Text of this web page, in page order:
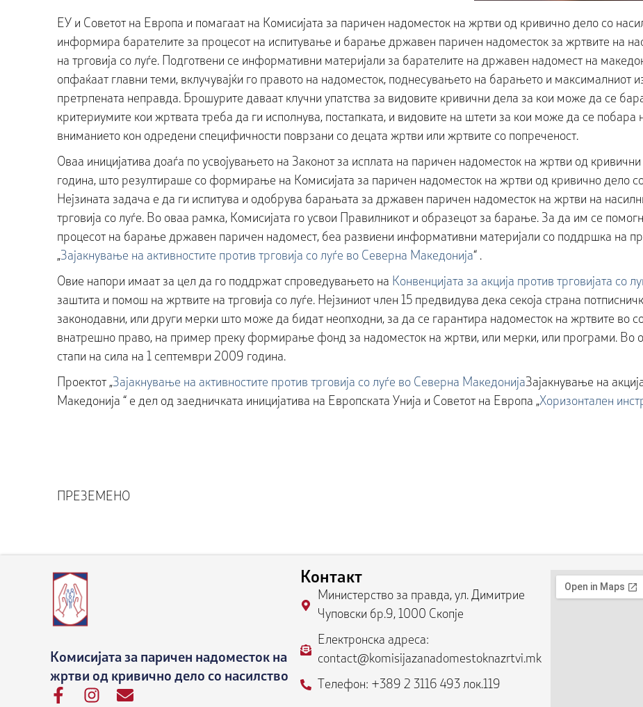
ЕУ и Советот на Европа и помагаат на Комисијата за паричен надоместок на жртви од кривично дело со
информира барателите за процесот на испитување и барање државен паричен надоместок за жртвите на
на трговија со луѓе. Подготвени се информативни материјали за барателите на државен надомест на
опфаќаат главни теми, вклучувајќи го правото на надоместок, поднесувањето на барањето и
претрпената неправда. Брошурите даваат клучни упатства за видовите кривични дела за кои може да се
критериумите кои жртвата треба да ги исполнува, постапката, и видовите на штети за кои може да се побара
вниманието кон одредени специфичности поврзани со децата жртви или жртвите со попреченост.
Оваа иницијатива доаѓа по усвојувањето на Законот за исплата на паричен надоместок на жртви од
година, што резултираше со формирање на Комисијата за паричен надоместок на жртви од кривично дело
Нејзината задача е да ги испитува и одобрува барањата за државен паричен надоместок на жртви на
трговија со луѓе. Во оваа рамка, Комисијата го усвои Правилникот и образецот за барање. За да им се
процесот на барање државен паричен надомест, беа развиени информативни материјали со поддршка на
„Зајакнување на активностите против трговија со луѓе во Северна Македонија“ .
Овие напори имаат за цел да го поддржат спроведувањето на Конвенцијата за акција против трговијата со
заштита и помош на жртвите на трговија со луѓе. Нејзиниот член 15 предвидува дека секоја страна
законодавни, или други мерки што може да бидат неопходни, за да се гарантира надоместок на жртвите во
внатрешно право, на пример преку формирање фонд за надоместок на жртви, или мерки, или програми. Во
стапи на сила на 1 септември 2009 година.
Проектот „Зајакнување на активностите против трговија со луѓе во Северна МакедонијаЗајакнување на
Македонија “ е дел од заедничката иницијатива на Европската Унија и Советот на Европа „Хоризонтален
ПРЕЗЕМЕНО
Комисијата за паричен надоместок на
жртви од кривично дело со насилство
F
I
E
Контакт
Министерство за правда, ул. Димитрие
Чуповски бр.9, 1000 Скопје
Електронска адреса:
contact@komisijazanadomestoknazrtvi.mk
Телефон: +389 2 3116 493 лок.119